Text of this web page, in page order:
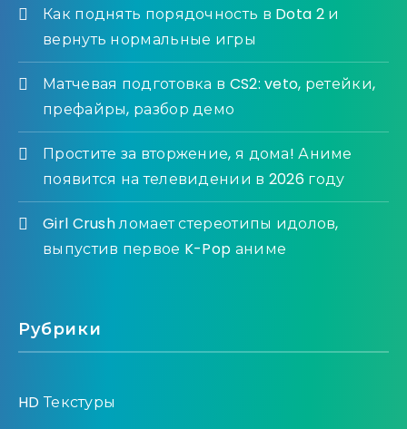
Как поднять порядочность в Dota 2 и
вернуть нормальные игры
Матчевая подготовка в CS2: veto, ретейки,
префайры, разбор демо
Простите за вторжение, я дома! Аниме
появится на телевидении в 2026 году
Girl Crush ломает стереотипы идолов,
выпустив первое K-Pop аниме
Рубрики
HD Текстуры